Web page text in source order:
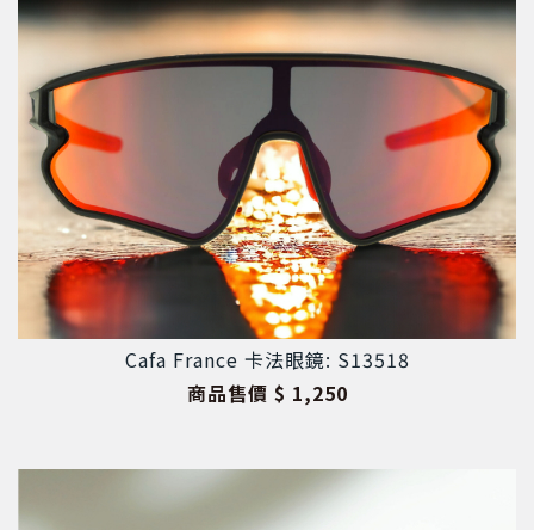
Cafa France 卡法眼鏡: S13518
商品售價 $ 1,250